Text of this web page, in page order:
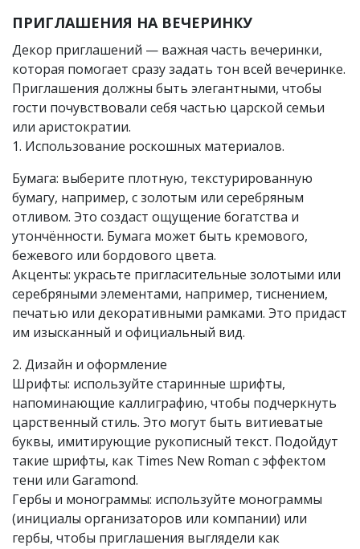
ПРИГЛАШЕНИЯ НА ВЕЧЕРИНКУ
Декор приглашений — важная часть вечеринки,
которая помогает сразу задать тон всей вечеринке.
Приглашения должны быть элегантными, чтобы
гости почувствовали себя частью царской семьи
или аристократии.
1. Использование роскошных материалов.
Бумага: выберите плотную, текстурированную
бумагу, например, с золотым или серебряным
отливом. Это создаст ощущение богатства и
утончённости. Бумага может быть кремового,
бежевого или бордового цвета.
Акценты: украсьте пригласительные золотыми или
серебряными элементами, например, тиснением,
печатью или декоративными рамками. Это придаст
им изысканный и официальный вид.
2. Дизайн и оформление
Шрифты: используйте старинные шрифты,
напоминающие каллиграфию, чтобы подчеркнуть
царственный стиль. Это могут быть витиеватые
буквы, имитирующие рукописный текст. Подойдут
такие шрифты, как Times New Roman с эффектом
тени или Garamond.
Гербы и монограммы: используйте монограммы
(инициалы организаторов или компании) или
гербы, чтобы приглашения выглядели как